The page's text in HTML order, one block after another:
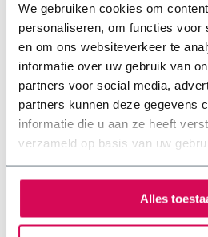
We gebruiken cookies om
personaliseren, om functies voor
en om ons websiteverkeer te
informatie over uw gebruik van
partners voor social media,
partners kunnen deze gegevens
informatie die u aan ze heeft
verzameld op basis van uw
Alles
Hoe lang gaat een
sedumdak mee?(7)
Wanneer moet je een
sedumdak water geven?
(6)
Kunnen zonnepanelen op
een groendak? (0)
Sedum cassettes